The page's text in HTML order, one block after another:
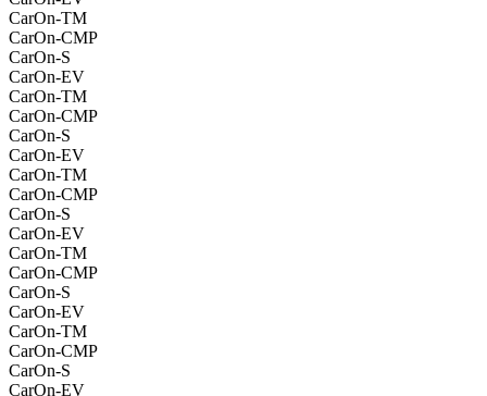
CarOn-TM
CarOn-CMP
CarOn-S
CarOn-EV
CarOn-TM
CarOn-CMP
CarOn-S
CarOn-EV
CarOn-TM
CarOn-CMP
CarOn-S
CarOn-EV
CarOn-TM
CarOn-CMP
CarOn-S
CarOn-EV
CarOn-TM
CarOn-CMP
CarOn-S
CarOn-EV